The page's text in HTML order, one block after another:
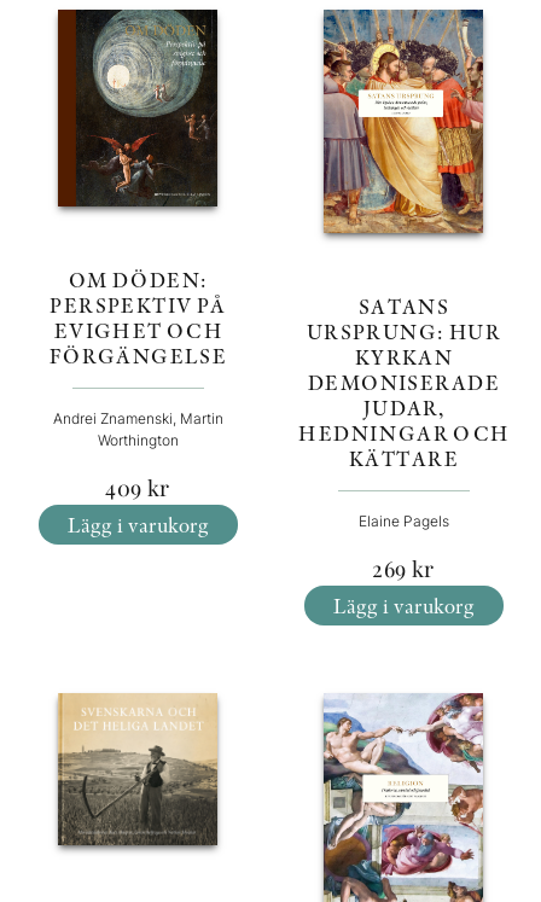
OM DÖDEN:
PERSPEKTIV PÅ
EVIGHET OCH
FÖRGÄNGELSE
Andrei Znamenski, Martin
Worthington
409 kr
Lägg i varukorg
SATANS
URSPRUNG: HUR
KYRKAN
DEMONISERADE
JUDAR,
HEDNINGAR OCH
KÄTTARE
Elaine Pagels
269 kr
Lägg i varukorg